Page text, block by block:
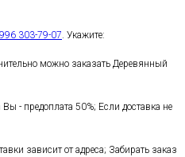
303-79-07. Укажите:
можно заказать Деревянный
- предоплата 50%; Если доставка не
зависит от адреса; Забирать заказ